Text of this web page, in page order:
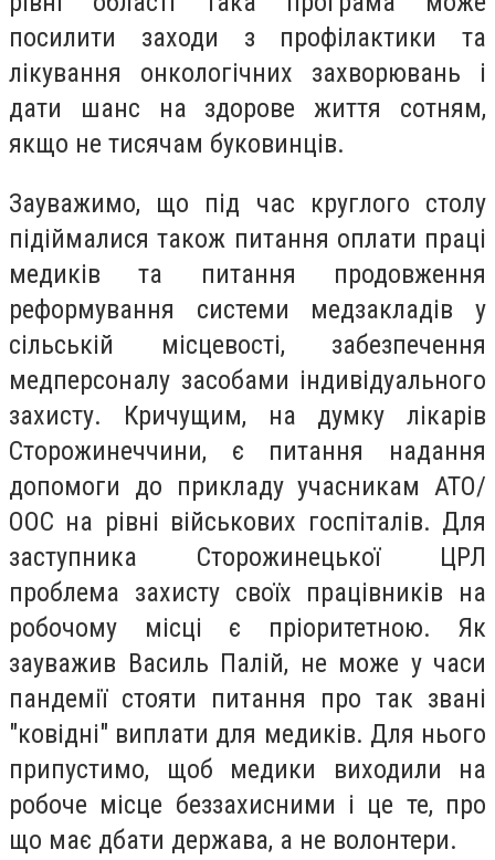
посилити заходи з профілактики та
лікування онкологічних захворювань і
дати шанс на здорове життя сотням,
якщо не тисячам буковинців.
Зауважимо, що під час круглого столу
підіймалися також питання оплати праці
медиків та питання продовження
реформування системи медзакладів у
сільській місцевості, забезпечення
медперсоналу засобами індивідуального
захисту. Кричущим, на думку лікарів
Сторожинеччини, є питання надання
допомоги до прикладу учасникам АТО/
ООС на рівні військових госпіталів. Для
заступника Сторожинецької ЦРЛ
проблема захисту своїх працівників на
робочому місці є пріоритетною. Як
зауважив Василь Палій, не може у часи
пандемії стояти питання про так звані
"ковідні" виплати для медиків. Для нього
припустимо, щоб медики виходили на
робоче місце беззахисними і це те, про
що має дбати держава, а не волонтери.